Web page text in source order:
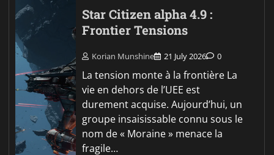
Star Citizen alpha 4.9 :
Frontier Tensions
Korian Munshine 21 July 2026 0
La tension monte à la frontière La
vie en dehors de l’UEE est
durement acquise. Aujourd’hui, un
groupe insaisissable connu sous le
nom de « Moraine » menace la
fragile…